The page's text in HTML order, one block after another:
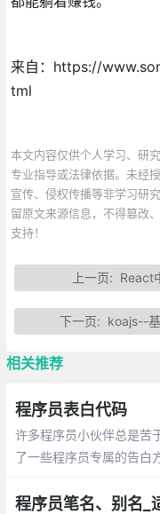
来自：https://
tml
本文内容仅供个人学习、研
专业指导或法律依据。未经
宣传、侵权传播等非学习研
留原文来源信息，不得篡改
支持！
上一页: React
下一页: koajs--
相关推荐
程序员表白代码
许多程序员小伙伴总是苦
了一些程序员专属的告白
程序员笔名、别名_